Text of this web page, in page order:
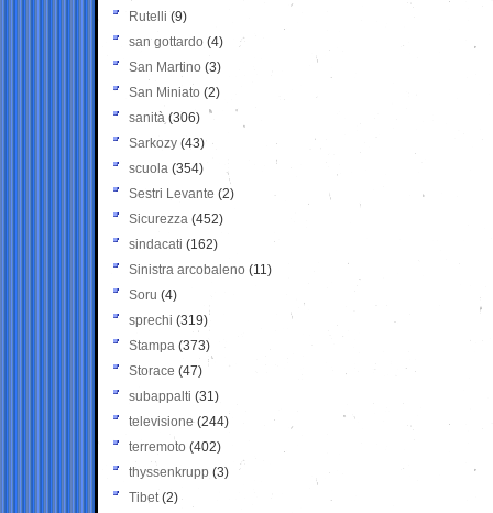
Rutelli (9)
san gottardo (4)
San Martino (3)
San Miniato (2)
sanità (306)
Sarkozy (43)
scuola (354)
Sestri Levante (2)
Sicurezza (452)
sindacati (162)
Sinistra arcobaleno (11)
Soru (4)
sprechi (319)
Stampa (373)
Storace (47)
subappalti (31)
televisione(244)
terremoto (402)
thyssenkrupp (3)
Tibet(2)